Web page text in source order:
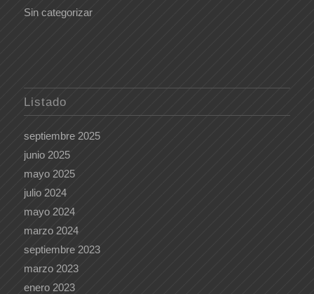
Sin categorizar
Listado
septiembre 2025
junio 2025
mayo 2025
julio 2024
mayo 2024
marzo 2024
septiembre 2023
marzo 2023
enero 2023